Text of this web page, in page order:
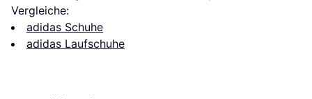
Vergleiche:
adidas Schuhe
adidas Laufschuhe